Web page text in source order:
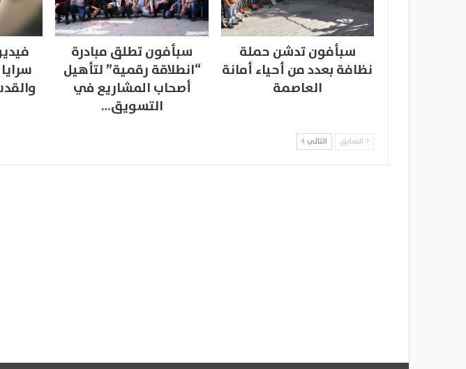
سبأفون تدشن حملة
نظافة بعدد من أحياء أمانة
العاصمة
سبأفون تطلق مبادرة
“انطلاقة رقمية” لتأهيل
أصحاب المشاريع في
التسويق…
السابق التالي